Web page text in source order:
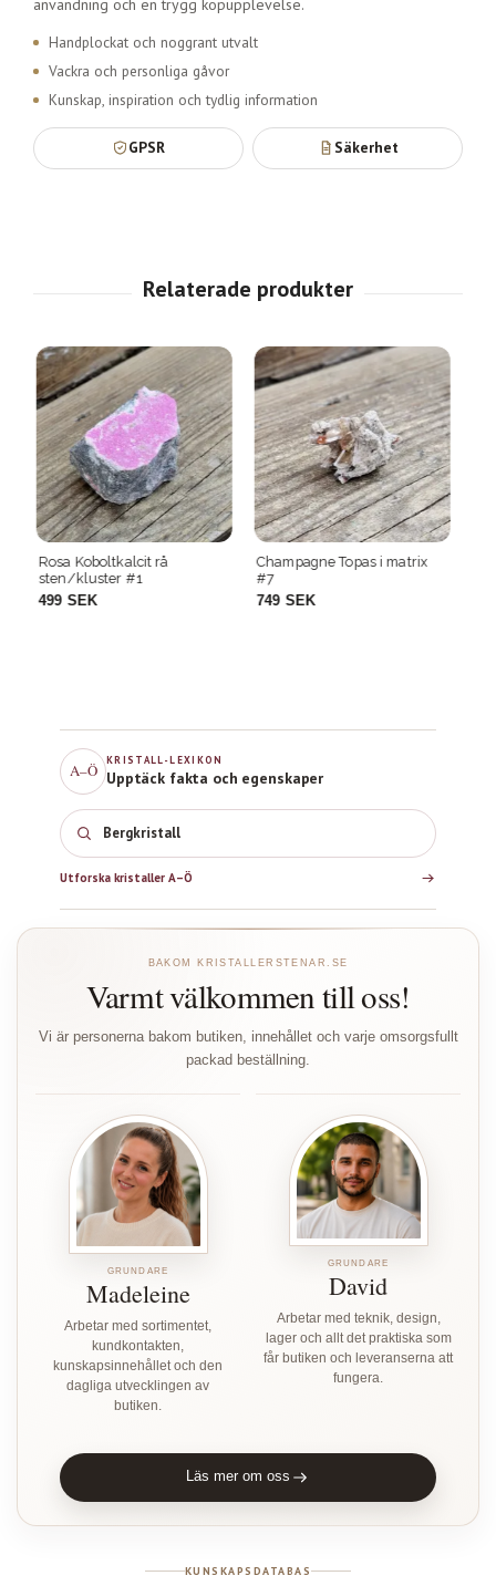
A–Ö
KRISTALL-LEXIKON
Upptäck fakta och egenskaper
Bergkristall
Utforska kristaller A–Ö
BAKOM KRISTALLERSTENAR.SE
Varmt välkommen till oss!
Vi är personerna bakom butiken, innehållet och varje omsorgsfullt
packad beställning.
GRUNDARE
Madeleine
Arbetar med sortimentet,
kundkontakten,
kunskapsinnehållet och den
dagliga utvecklingen av
butiken.
GRUNDARE
David
Arbetar med teknik, design,
lager och allt det praktiska som
får butiken och leveranserna att
fungera.
Läs mer om oss
KUNSKAPSDATABAS
användning och en trygg köpupplevelse.
Handplockat och noggrant utvalt
Vackra och personliga gåvor
Kunskap, inspiration och tydlig information
GPSR Säkerhet
Champagne Topas i matrix
#7
749 SEK
Champagne Topas i matrix
#11
749 SEK